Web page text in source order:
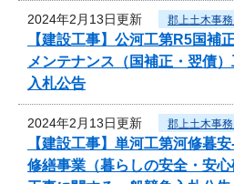
2024年2月13日更新 郡上土木事
【建設工事】公河工第R5国
メンテナンス（国補正・翌債
入札公告
2024年2月13日更新 郡上土木事
【建設工事】単河工第河修暮
修繕事業（暮らしの安全・安心